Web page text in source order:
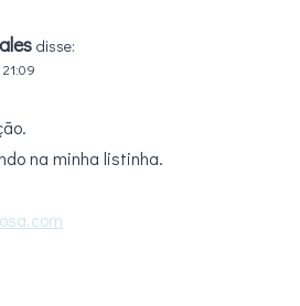
disse:
na minha listinha.